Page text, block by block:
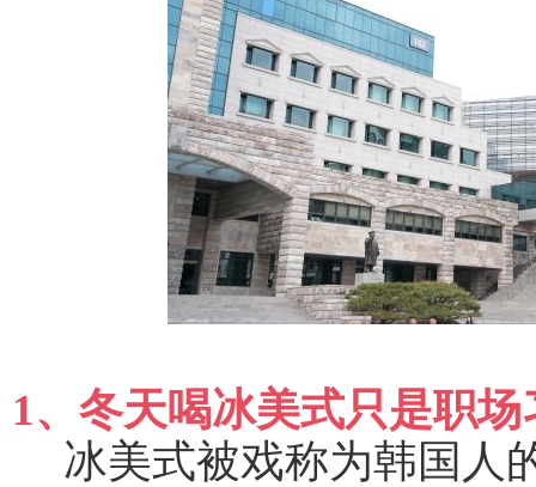
1、冬天喝冰美式只是职
冰美式被戏称为韩国人